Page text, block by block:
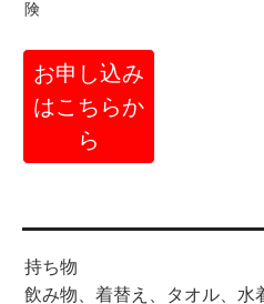
険
お申し込み
はこちらか
ら
持ち物
飲み物、着替え、タオル、水